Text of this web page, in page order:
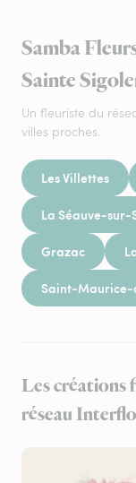
Samba
Sainte
Un fleuriste du
villes proches.
Les Villettes
La Séauve-sur-
Grazac
Saint-Maurice-
Les créations
réseau